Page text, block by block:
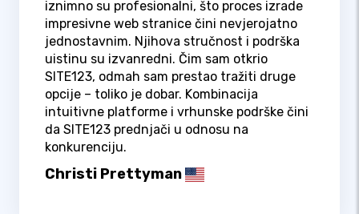
iznimno su profesionalni, što proces izrade
impresivne web stranice čini nevjerojatno
jednostavnim. Njihova stručnost i podrška
uistinu su izvanredni. Čim sam otkrio
SITE123, odmah sam prestao tražiti druge
opcije – toliko je dobar. Kombinacija
intuitivne platforme i vrhunske podrške čini
da SITE123 prednjači u odnosu na
konkurenciju.
Christi Prettyman